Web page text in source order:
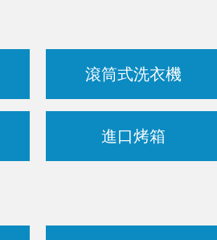
滾筒式洗衣機
進口烤箱